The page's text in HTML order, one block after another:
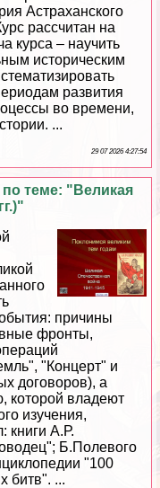
Астpaxaнского
рассчитан на
курса – научить
историческим
развития
во времени,
...
29 07 2026 4:27:54
теме: "Великая
причины
фронты,
"Концерт" и
договоров), а
которой владеют
изучения,
книги А.Р.
Б.Полевого
"100
битв". ...